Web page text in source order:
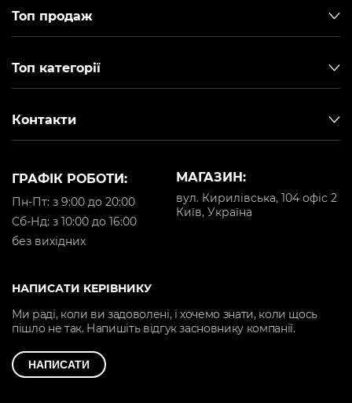
Топ продаж
Топ категорії
Контакти
МАГАЗИН:
вул. Кирилівська, 104 офіс 2
Київ, Україна
ГРАФІК РОБОТИ:
Пн-Пт: з 9:00 до 20:00
Cб-Нд: з 10:00 до 16:00
без вихідних
НАПИСАТИ КЕРІВНИКУ
Ми раді, коли ви задоволені, і хочемо знати, коли щось
пішло не так. Напишіть відгук засновнику компанії.
НАПИСАТИ